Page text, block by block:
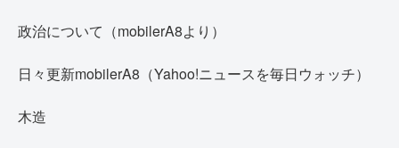
政治について（mobilerA8より）
日々更新mobilerA8（Yahoo!ニュースを毎日ウォッチ）
木造